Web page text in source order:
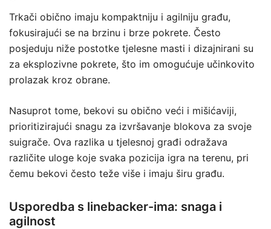
Trkači obično imaju kompaktniju i agilniju građu,
fokusirajući se na brzinu i brze pokrete. Često
posjeduju niže postotke tjelesne masti i dizajnirani su
za eksplozivne pokrete, što im omogućuje učinkovito
prolazak kroz obrane.
Nasuprot tome, bekovi su obično veći i mišićaviji,
prioritizirajući snagu za izvršavanje blokova za svoje
suigrače. Ova razlika u tjelesnoj građi odražava
različite uloge koje svaka pozicija igra na terenu, pri
čemu bekovi često teže više i imaju širu građu.
Usporedba s linebacker-ima: snaga i
agilnost